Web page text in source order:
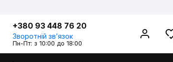
+380 93 448 76 20
Зворотній звʼязок
Пн-Пт: з 10:00 до 18:00